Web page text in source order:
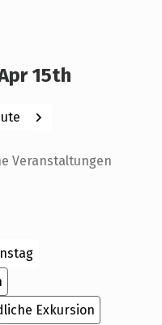
15th
Weiter
Veranstaltungen
Exkursion